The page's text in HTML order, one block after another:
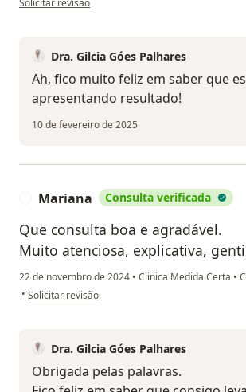
Solicitar revisão
Dra. Gilcia Góes Palhares
Ah, fico muito feliz em saber que
apresentando resultado!
10 de fevereiro de 2025
Mariana Consulta verificada
Que consulta boa e agradável.
Muito atenciosa, explicativa,
22 de novembro de 2024 • Clinica Medida Certa •
• na opinião do utilizador Mariana
Solicitar revisão
Dra. Gilcia Góes Palhares
Obrigada pelas palavras.